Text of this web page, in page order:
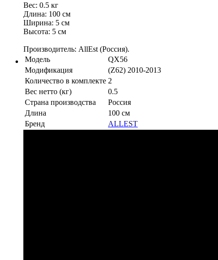
Вес: 0.5 кг
Длина: 100 см
Ширина: 5 см
Высота: 5 см
Производитель: AllEst (Россия).
Модель
QX56
Модификация
(Z62) 2010-2013
Количество в комплекте 2
Вес нетто (кг)
0.5
Страна производства
Россия
Длина
100 см
Бренд
ALLEST